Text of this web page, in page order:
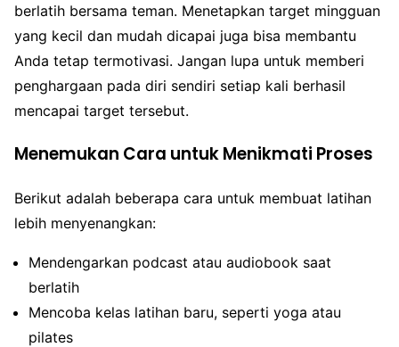
berlatih bersama teman. Menetapkan target mingguan
yang kecil dan mudah dicapai juga bisa membantu
Anda tetap termotivasi. Jangan lupa untuk memberi
penghargaan pada diri sendiri setiap kali berhasil
mencapai target tersebut.
Menemukan Cara untuk Menikmati Proses
Berikut adalah beberapa cara untuk membuat latihan
lebih menyenangkan:
Mendengarkan podcast atau audiobook saat
berlatih
Mencoba kelas latihan baru, seperti yoga atau
pilates